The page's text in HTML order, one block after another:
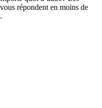
répondent en moins de